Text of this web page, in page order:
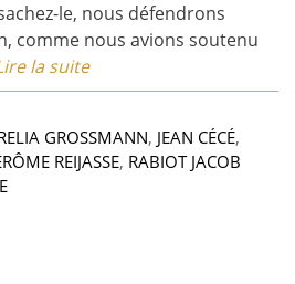
le, nous défendrons
comme nous avions soutenu
la suite
GROSSMANN, JEAN CÉCÉ,
REIJASSE, RABIOT JACOB